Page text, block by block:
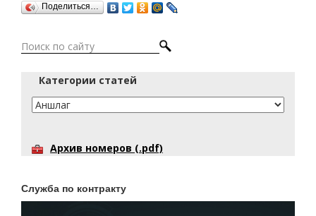
Поделиться…
Категории статей
Архив номеров (.pdf)
Служба по контракту